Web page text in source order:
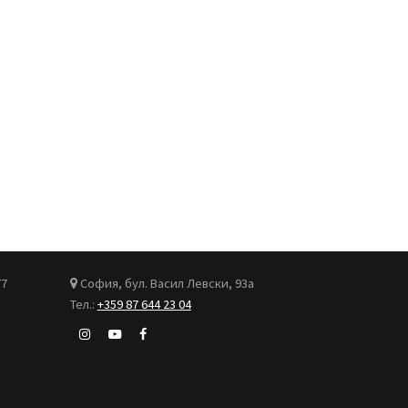
София, бул. Васил Левски, 93а
Тел.: +359 87 644 23 04